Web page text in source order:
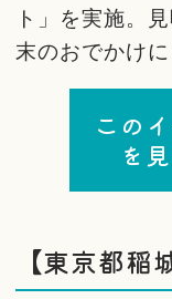
ト」を実施。
末のおでかけに
この
を
【東京都稲